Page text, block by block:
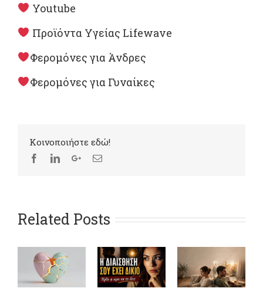
Youtube
Προϊόντα Υγείας Lifewave
Φερομόνες για Άνδρες
Φερομόνες για Γυναίκες
Kοινοποιήστε εδώ!
Related Posts
Σώζεται η
σχέση μετά το